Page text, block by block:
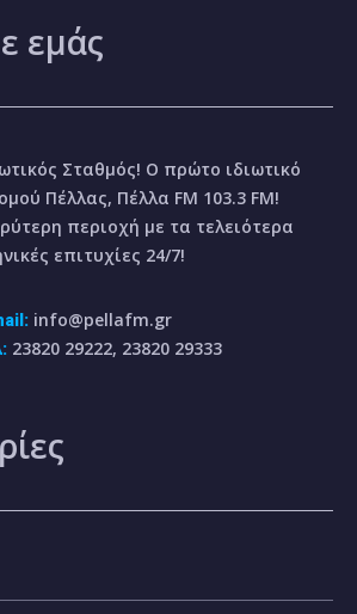
εμάς
Σταθμός! Ο πρώτο ιδιωτικό
Πέλλας, Πέλλα FM 103.3 FM!
περιοχή με τα τελειότερα
επιτυχίες 24/7!
info@pellafm.gr
23820 29222, 23820 29333